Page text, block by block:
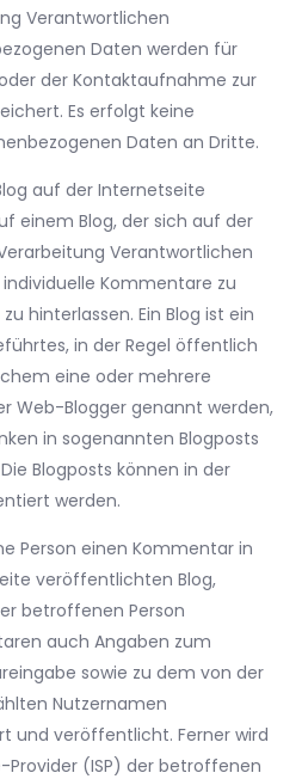
Verantwortlichen
Daten werden für
der Kontaktaufnahme zur
Es erfolgt keine
Daten an Dritte.
auf der Internetseite
einem Blog, der sich auf der
Verantwortlichen
Kommentare zu
hinterlassen. Ein Blog ist ein
in der Regel öffentlich
eine oder mehrere
Web-Blogger genannt werden,
in sogenannten Blogposts
Blogposts können in der
werden.
Person einen Kommentar in
veröffentlichten Blog,
betroffenen Person
auch Angaben zum
sowie zu dem von der
Nutzernamen
und veröffentlicht. Ferner wird
(ISP) der betroffenen